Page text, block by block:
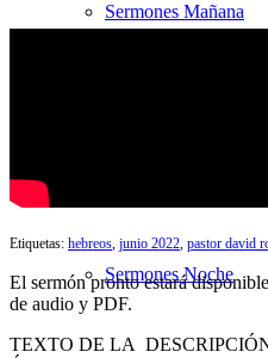
Sermones Mañana
Sermones Noche
Etiquetas: hebreos junio 2022 pastor david
El sermón pronto estará
de audio y PDF.
TEXTO DE LA